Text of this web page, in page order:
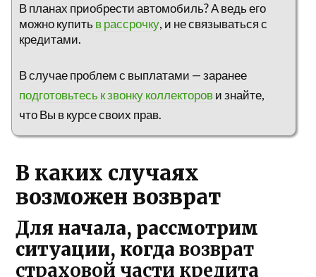
В планах приобрести автомобиль? А ведь его
можно купить в рассрочку, и не связываться с
кредитами.
В случае проблем с выплатами — заранее
подготовьтесь к звонку коллекторови знайте,
что Вы в курсе своих прав.
В каких случаях
возможен возврат
Для начала, рассмотрим
ситуации, когдавозврат
страховой части кредита